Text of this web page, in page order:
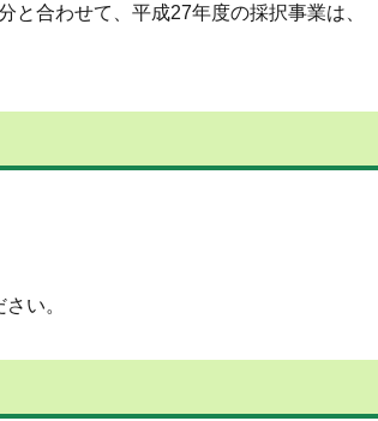
合わせて、平成27年度の採択事業は、
い。